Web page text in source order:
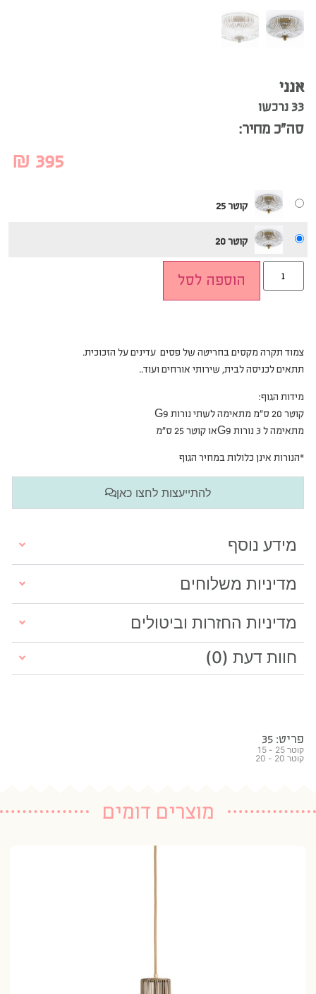
אנני
33 נרכשו
סה”כ מחיר:
₪ 395
קוטר 25
קוטר 20
הוספה לסל
צמוד תקרה מקסים בחריטה של פסים עדינים על הזכוכית.
תתאים לכניסה לבית, שירותי אורחים ועוד..
מידות הגוף:
קוטר 20 ס”מ מתאימה לשתי נורות G9
מתאימה ל 3 נורות G9או קוטר 25 ס”מ
*הנורות אינן כלולות במחיר הגוף
להתייעצות לחצו כאן
מידע נוסף
מדיניות משלוחים
מדיניות החזרות וביטולים
חוות דעת (0)
פריט: 35
קוטר 25 - 15
קוטר 20 - 20
מוצרים דומים